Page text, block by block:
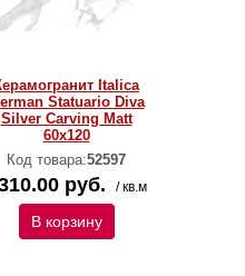
Italica
Statuario Diva
Silver Carving Matt
60x120
Код товара:52597
руб. / кв.м
В корзину